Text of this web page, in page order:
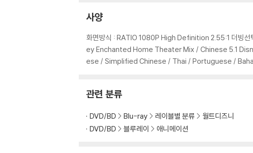
디스크에 미세한 잔 흠집이 남아있거나 인쇄 면이 깨끗하
다.
※ 교환/반품 안내
1) 불량으로 인한 교환/반품 요청 시에는 불량 확인을 위
2) 사양 오인지, 오 구매, 변심 사유로의 반품은 제품 개봉
4) 한정판 상품의 변심, 오구매로 인한 반품은 회송된 상품
Classic DVD Bonus Features (156'39")
# Lady's Pedigree: The Making Of "Lady And The
- Finding Lady: The Art Of The Storyboard (13'02")
- Original 1943 Storyboard Version Of The Film
- "The Siamese Cat Song": Finding A Voice For The
- "Bella Notte" Music Video (2'55")
- Excerpts From "Disneyland" TV Shows (46'12")
- Deleted Scenes (12'53")
사양
화면방식 : RATIO 1080P High Definition 2.55:1 더
ey Enchanted Home Theater Mix / Chinese 5.1
ese / Simplified Chinese / Thai / Portuguese /
관련 분류
DVD/BD Blu-ray 레이블별 분류
월트디즈니
DVD/BD
블루레이 애니메이션